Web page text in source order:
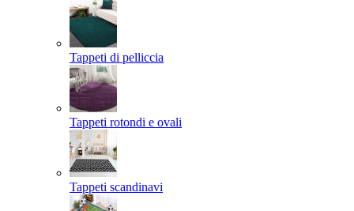
Tappeti di pelliccia
Tappeti rotondi e ovali
Tappeti scandinavi